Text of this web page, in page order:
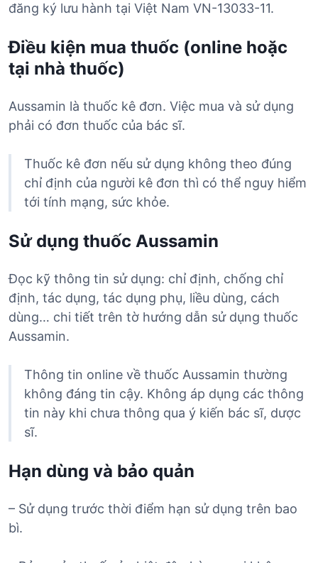
đăng ký lưu hành tại Việt Nam VN-13033-11.
Điều kiện mua thuốc (online hoặc
tại nhà thuốc)
Aussamin là thuốc kê đơn. Việc mua và sử dụng
phải có đơn thuốc của bác sĩ.
Thuốc kê đơn nếu sử dụng không theo đúng
chỉ định của người kê đơn thì có thể nguy hiểm
tới tính mạng, sức khỏe.
Sử dụng thuốc Aussamin
Đọc kỹ thông tin sử dụng: chỉ định, chống chỉ
định, tác dụng, tác dụng phụ, liều dùng, cách
dùng… chi tiết trên tờ hướng dẫn sử dụng thuốc
Aussamin.
Thông tin online về thuốc Aussamin thường
không đáng tin cậy. Không áp dụng các thông
tin này khi chưa thông qua ý kiến bác sĩ, dược
sĩ.
Hạn dùng và bảo quản
– Sử dụng trước thời điểm hạn sử dụng trên bao
bì.